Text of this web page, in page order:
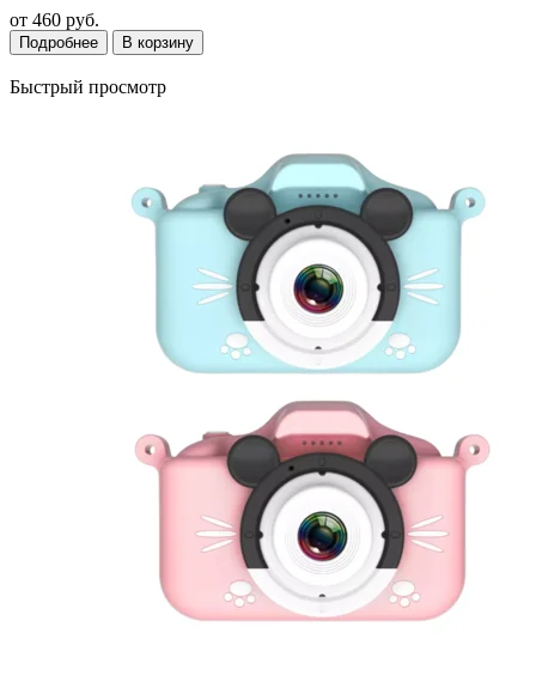
от 460 руб.
Подробнее В корзину
Быстрый просмотр